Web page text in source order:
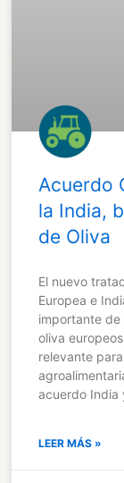
Acuerdo
la India,
de Oliva
El nuevo
Europea e
importante de
oliva
relevante
acuerdo India
LEER MÁS »